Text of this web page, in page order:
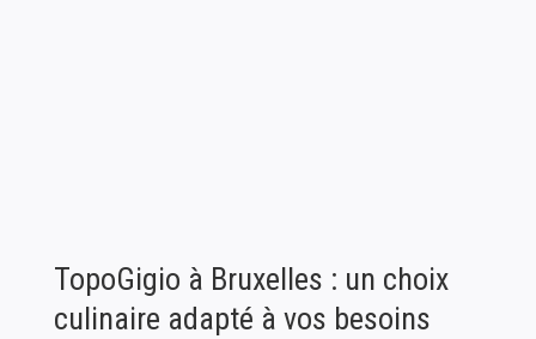
TopoGigio à Bruxelles : un choix
culinaire adapté à vos besoins